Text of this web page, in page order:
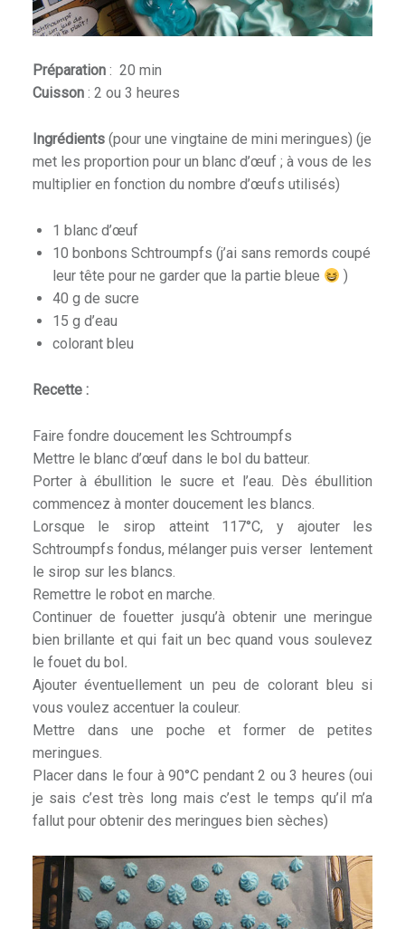
Préparation: 20 min
Cuisson: 2 ou 3 heures
Ingrédients(pour une vingtaine de mini meringues) (je
met les proportion pour un blanc d’œuf ; à vous de les
multiplier en fonction du nombre d’œufs utilisés)
1 blanc d’œuf
10 bonbons Schtroumpfs (j’ai sans remords coupé
leur tête pour ne garder que la partie bleue
)
40 g de sucre
15 g d’eau
colorant bleu
Recette :
Faire fondre doucement les Schtroumpfs
Mettre le blanc d’œuf dans le bol du batteur.
Porter à ébullition le sucre et l’eau. Dès ébullition
commencez à monter doucement les blancs.
Lorsque le sirop atteint 117°C, y ajouter les
Schtroumpfs fondus, mélanger puis verser lentement
le sirop sur les blancs.
Remettre le robot en marche.
Continuer de fouetter jusqu’à obtenir une meringue
bien brillante et qui fait un bec quand vous soulevez
le fouet du bol.
Ajouter éventuellement un peu de colorant bleu si
vous voulez accentuer la couleur.
Mettre dans une poche et former de petites
meringues.
Placer dans le four à 90°C pendant 2 ou 3 heures (oui
je sais c’est très long mais c’est le temps qu’il m’a
fallut pour obtenir des meringues bien sèches)